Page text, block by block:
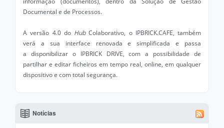
Documental e de Processos.
A versão 4.0 do HubColaborativo, o IPBRICK.CAFE, também
verá a sua interface renovada e simplificada e passa
a disponibilizar o IPBRICK DRIVE, com a possibilidade de
partilhar e editar ficheiros em tempo real, online, em qualquer
dispositivo e com total segurança.
Notícias